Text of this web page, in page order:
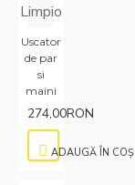
Limpio
Uscator
de par
si
maini
274,00RON
ADAUGĂ ÎN COŞ